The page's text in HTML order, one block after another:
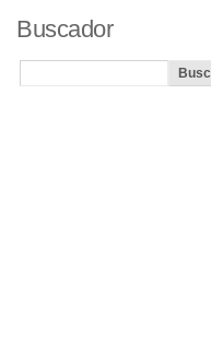
Buscador